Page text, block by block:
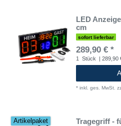
LED
cm
sofort lieferbar
289,90 € *
1 Stück | 289,90
* inkl. ges. MwSt.
Artikelpaket Tragegriff -